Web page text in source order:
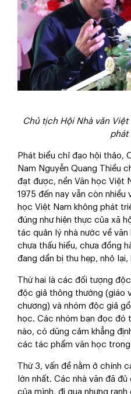
Chủ tịch Hội Nhà văn
phát
Phát biểu chỉ đạo hội thảo,
Nam Nguyễn Quang Thiều
đạt được, nền Văn học Việt
1975 đến nay vẫn còn nhiều
học Việt Nam không phát
đúng như hiện thực của xã
tác quản lý nhà nước về
chưa thấu hiểu, chưa đồng
đang dần bị thu hẹp, nhỏ
Thứ hai là các đối tượng
độc giả thông thường (giáo
chương) và nhóm độc giả
học. Các nhóm bạn đọc đó
nào, có dũng cảm khẳng
các tác phẩm văn học
Thứ 3, vấn đề nằm ở chính
lớn nhất. Các nhà văn đã
của mình, đi qua nhưng